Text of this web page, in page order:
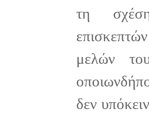
τη
μελών
δεν